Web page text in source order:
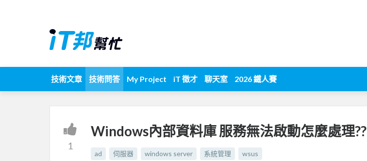
技術文章 技術問答 My Project iT 徵才 聊天室 2026 鐵人賽
1
Windows內部資料庫 服務無法啟動怎麼處理??
ad 伺服器 windows server 系統管理 wsus